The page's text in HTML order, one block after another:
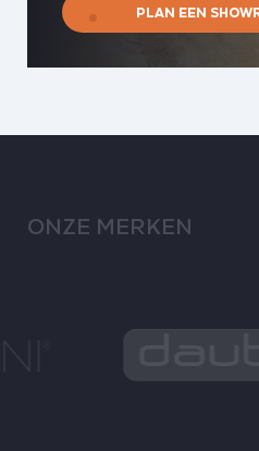
PLAN EEN
ONZE MERKEN